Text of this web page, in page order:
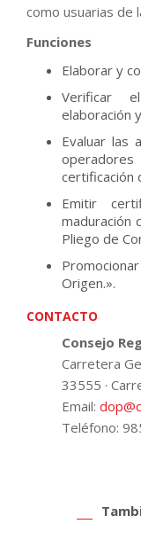
como usuarias de
Funciones
Elaborar y
Verificar
elaboración
Evaluar las
certificación
Emitir
maduración
Pliego de
Origen.».
CONTACTO
Consejo
Carretera
33555 ·
Email:
Teléfono: